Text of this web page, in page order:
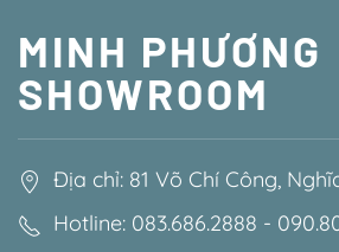
MINH PHƯƠNG
SHOWROOM
Địa chỉ: 81 Võ Chí Công,
Hotline: 083.686.2888 -